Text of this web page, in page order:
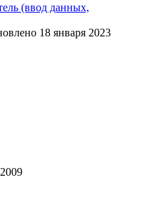
(ввод данных,
18 января 2023